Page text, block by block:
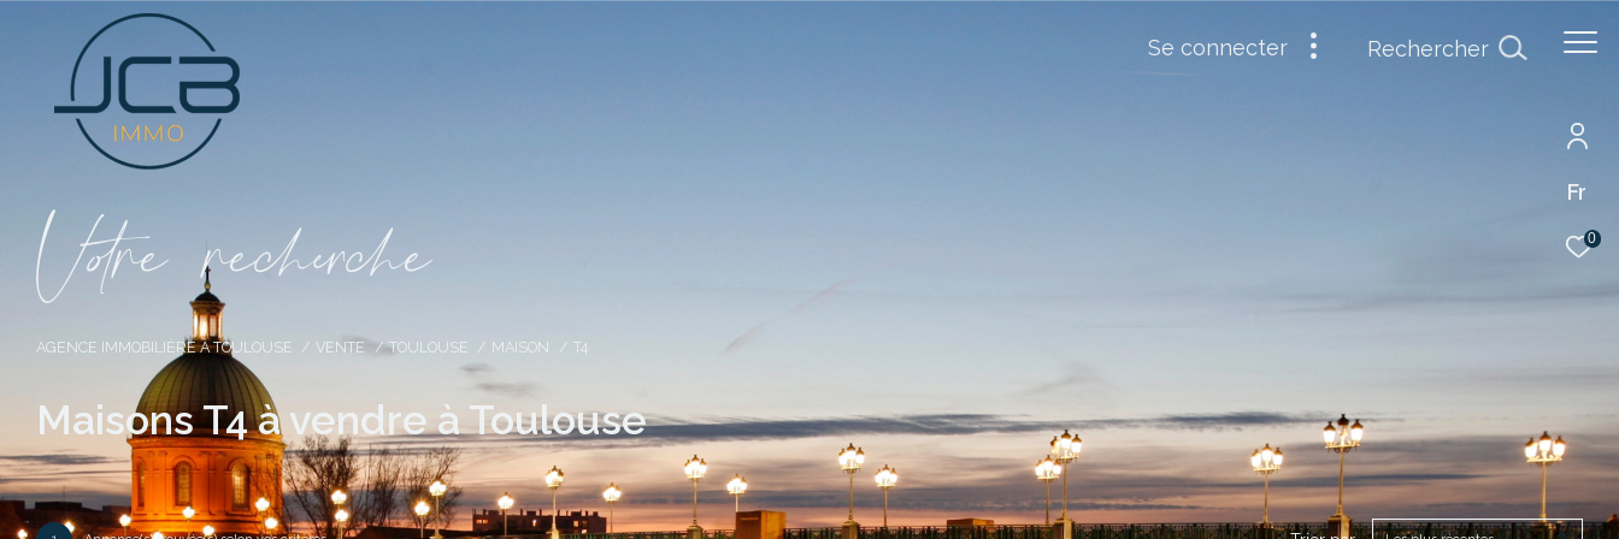
Fr
0
se connecter Rechercher
Vore recece
AGENCE IMMOBILIÈRE À TOULOUSE VENTE TOULOUSE MAISON T4
Maisons T4 à vendre à Toulouse